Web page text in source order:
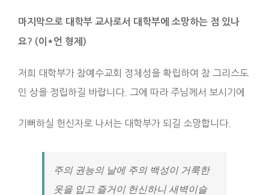
마지막으로 대학부 교사로서 대학부에 소망하는 점 있나
요? (이*언 형제 )
저희 대학부가 참예수교회 정체성을 확립하여 참 그리스도
인 상을 정립하길 바랍니다. 그에 따라 주님께서 보시기에
기뻐하실 헌신자로 나서는 대학부가 되길 소망합니다.
주의 권능의 날에 주의 백성이 거룩한
옷을 입고 즐거이 헌신하니 새벽이슬